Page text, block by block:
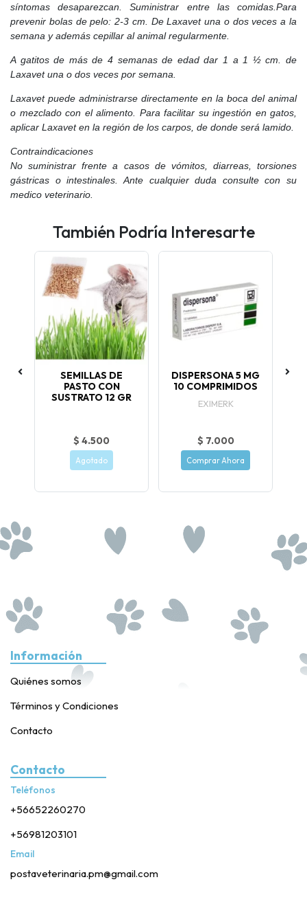
síntomas desaparezcan. Suministrar entre las comidas.Para
prevenir bolas de pelo: 2-3 cm. De Laxavet una o dos veces a la
semana y además cepillar al animal regularmente.
A gatitos de más de 4 semanas de edad dar 1 a 1 ½ cm. de
Laxavet una o dos veces por semana.
Laxavet puede administrarse directamente en la boca del animal
o mezclado con el alimento. Para facilitar su ingestión en gatos,
aplicar Laxavet en la región de los carpos, de donde será lamido.
Contraindicaciones
No suministrar frente a casos de vómitos, diarreas, torsiones
gástricas o intestinales. Ante cualquier duda consulte con su
medico veterinario.
También Podría Interesarte
SEMILLAS DE
PASTO CON
SUSTRATO 12 GR
$ 4.500
Agotado
DISPERSONA 5 MG
10 COMPRIMIDOS
EXIMERK
$ 7.000
Comprar Ahora
Información
Quiénes somos
Términos y Condiciones
Contacto
Contacto
Teléfonos
+56652260270
+56981203101
Email
postaveterinaria.pm@gmail.com